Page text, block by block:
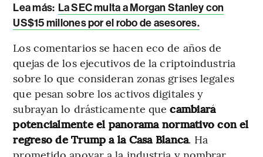
Lea más: La SEC multa a Morgan Stanley con
US$15 millones por el robo de asesores.
Los comentarios se hacen eco de años de
quejas de los ejecutivos de la criptoindustria
sobre lo que consideran zonas grises legales
que pesan sobre los activos digitales y
subrayan lo drásticamente quecambiará
potencialmente el panorama normativo con el
regreso de Trump a la Casa Blanca. Ha